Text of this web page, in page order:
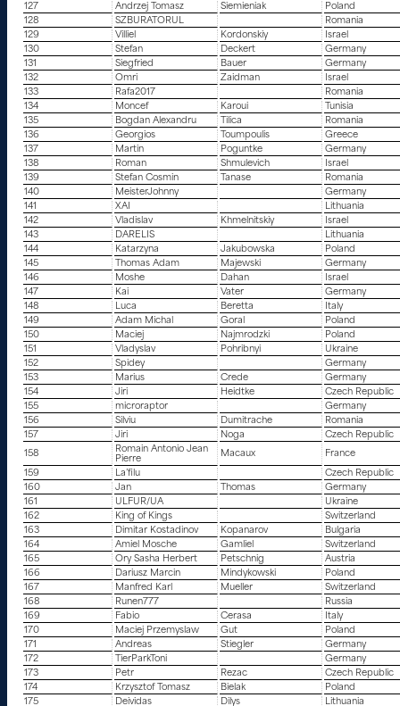
127
Andrzej Tomasz Siemieniak
Poland
128
SZBURATORUL
Romania
129
Villiel Kordonskiy
Israel
130
Stefan Deckert
Germany
131
Siegfried Bauer
Germany
132
Omri Zaidman
Israel
133
Rafa2017
Romania
134
Moncef Karoui
Tunisia
135
Bogdan Alexandru Tilica
Romania
136
Georgios Toumpoulis
Greece
137
Martin Poguntke
Germany
138
Roman Shmulevich
Israel
139
Stefan Cosmin Tanase
Romania
140
MeisterJohnny
Germany
141
XAI
Lithuania
142
Vladislav Khmelnitskiy
Israel
143
DARELIS
Lithuania
144
Katarzyna Jakubowska
Poland
145
Thomas Adam Majewski
Germany
146
Moshe Dahan
Israel
147
Kai Vater
Germany
148
Luca Beretta
Italy
149
Adam Michal Goral
Poland
150
Maciej Najmrodzki
Poland
151
Vladyslav Pohribnyi
Ukraine
152
Spidey
Germany
153
Marius Crede
Germany
154
Jiri Heidtke
Czech Republic
155
microraptor
Germany
156
Silviu Dumitrache
Romania
157
Jiri Noga
Czech Republic
158
Romain Antonio Jean
Pierre
Macaux
France
159
La’filu
Czech Republic
160
Jan Thomas
Germany
161
ULFUR/UA
Ukraine
162
King of Kings
Switzerland
163
Dimitar Kostadinov Kopanarov
Bulgaria
164
Amiel Mosche Gamliel
Switzerland
165
Ory Sasha Herbert Petschnig
Austria
166
Dariusz Marcin Mindykowski
Poland
167
Manfred Karl Mueller
Switzerland
168
Runen777
Russia
169
Fabio Cerasa
Italy
170
Maciej Przemyslaw Gut
Poland
171
Andreas Stiegler
Germany
172
TierParkToni
Germany
173
Petr Rezac
Czech Republic
174
Krzysztof Tomasz Bielak
Poland
175
Deividas Dilys
Lithuania